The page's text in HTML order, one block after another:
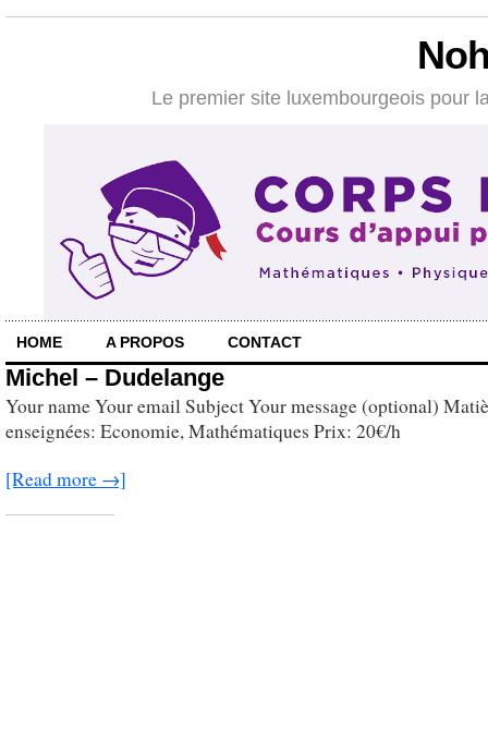
Le premier site luxembourgeois pour
HOME A PROPOS CONTACT
Michel – Dudelange
Your name Your email Subject Your message (optional)
enseignées: Economie, Mathématiques Prix: 20€/h
[Read more →]